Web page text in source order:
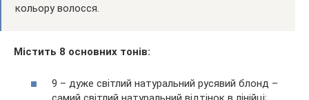
кольору волосся.
Містить 8 основних тонів:
9 – дуже світлий натуральний русявий блонд –